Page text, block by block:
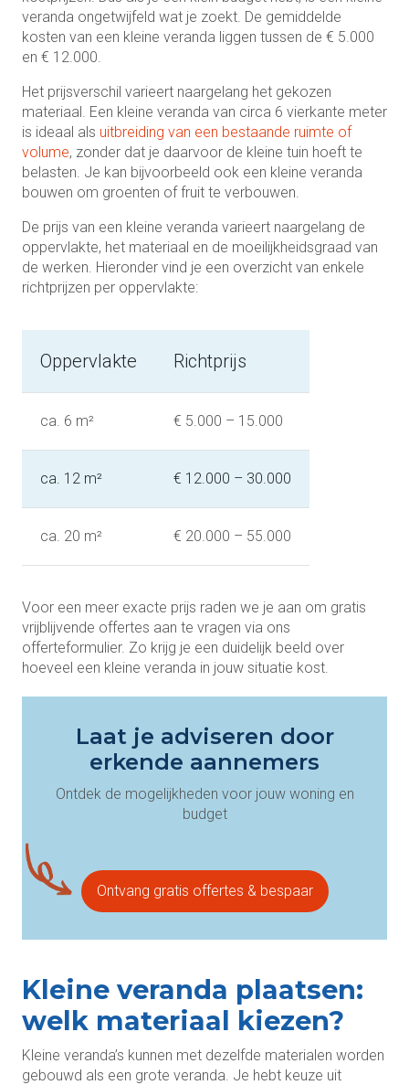
veranda ongetwijfeld wat je zoekt. De gemiddelde
kosten van een kleine veranda liggen tussen de € 5.000
en € 12.000.
Het prijsverschil varieert naargelang het gekozen
materiaal. Een kleine veranda van circa 6 vierkante meter
is ideaal als uitbreiding van een bestaande ruimte of
volume, zonder dat je daarvoor de kleine tuin hoeft te
belasten. Je kan bijvoorbeeld ook een kleine veranda
bouwen om groenten of fruit te verbouwen.
De prijs van een kleine veranda varieert naargelang de
oppervlakte, het materiaal en de moeilijkheidsgraad van
de werken. Hieronder vind je een overzicht van enkele
richtprijzen per oppervlakte:
Oppervlakte Richtprijs
ca. 6 m² € 5.000 – 15.000
ca. 12 m² € 12.000 – 30.000
ca. 20 m² € 20.000 – 55.000
Voor een meer exacte prijs raden we je aan om gratis
vrijblijvende offertes aan te vragen via ons
offerteformulier. Zo krijg je een duidelijk beeld over
hoeveel een kleine veranda in jouw situatie kost.
Laat je adviseren door
erkende aannemers
Ontdek de mogelijkheden voor jouw woning en
budget
Ontvang gratis offertes & bespaar
Kleine veranda plaatsen:
welk materiaal kiezen?
Kleine veranda’s kunnen met dezelfde materialen worden
gebouwd als een grote veranda. Je hebt keuze uit